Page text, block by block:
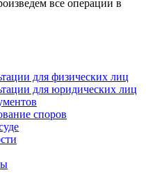
все операции в
для физических лиц
для юридических лиц
споров